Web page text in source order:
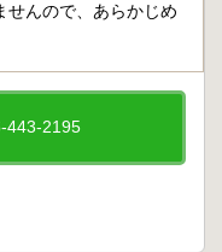
せんので、あらかじめ
443-2195